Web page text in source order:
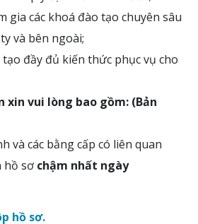
gia các khoá đào tạo chuyên sâu
và bên ngoài;
đầy đủ kiến thức phục vụ cho
xin vui lòng bao gồm: (Bản
và các bằng cấp có liên quan
hồ sơ chậm nhất ngày
hồ sơ.